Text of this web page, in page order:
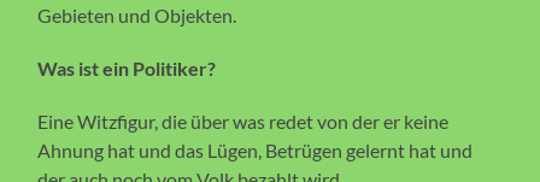
Gebieten und Objekten.
Was ist ein Politiker?
Eine Witzfigur, die über was redet von der er keine
Ahnung hat und das Lügen, Betrügen gelernt hat und